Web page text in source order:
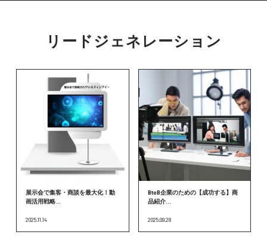
リードジェネレーション
展示会で集客・商談を最大化！動
画活用戦略...
2025.11.14
BtoB企業のための【成功する】商
品紹介...
2025.09.28